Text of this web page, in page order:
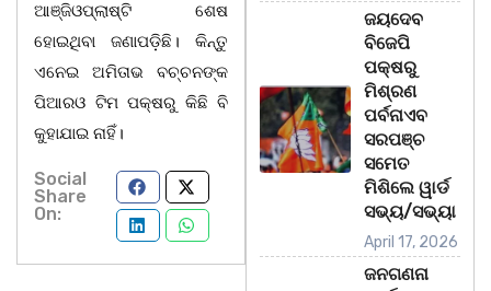
ଆଞ୍ଜିଓପ୍ଲାଷ୍ଟି ଶେଷ
ହୋଇଥିବା ଜଣାପଡ଼ିଛି। କିନ୍ତୁ
ଏନେଇ ଅମିତାଭ ବଚ୍ଚନଙ୍କ
ପିଆରଓ ଟିମ ପକ୍ଷରୁ କିଛି ବି
କୁହାଯାଇ ନାହିଁ।
Social
Share
On:
ଜୟଦେବ
ବିଜେପି
ପକ୍ଷରୁ
ମିଶ୍ରଣ
ପର୍ବନାଏବ
ସରପଞ୍ଚ
ସମେତ
ମିଶିଲେ ୱାର୍ଡ
ସଭ୍ୟ/ସଭ୍ୟା
April 17, 2026
ଜନଗଣନା